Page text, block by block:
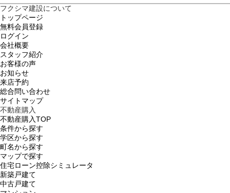
フクシマ建設について
トップページ
無料会員登録
ログイン
会社概要
スタッフ紹介
お客様の声
お知らせ
来店予約
総合問い合わせ
サイトマップ
不動産購入
不動産購入TOP
条件から探す
学区から探す
町名から探す
マップで探す
住宅ローン控除シミュレータ
新築戸建て
中古戸建て